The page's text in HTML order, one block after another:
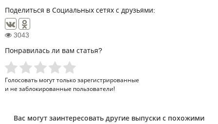
Поделиться в Социальных сетях с друзьями:
3043
Понравилась ли вам статья?
Голосовать могут только зарегистрированные
и не заблокированные пользователи!
Вас могут заинтересовать другие выпуски с похожими